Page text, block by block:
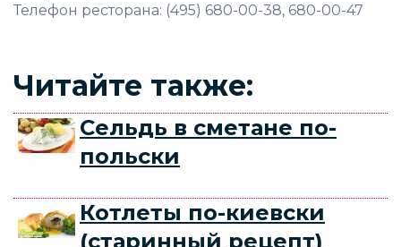
Телефон ресторана: (495) 680-00-38, 680-00-47
Читайте также:
Сельдь в сметане по-
польски
Котлеты по-киевски
(старинный рецепт)